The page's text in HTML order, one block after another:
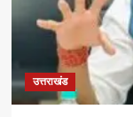
उत्तराखंड